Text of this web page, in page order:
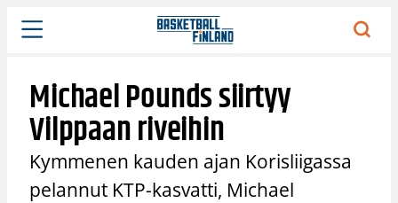
Siirry
sisältöön
Michael Pounds siirtyy
Vilppaan riveihin
Kymmenen kauden ajan Korisliigassa
pelannut KTP-kasvatti, Michael